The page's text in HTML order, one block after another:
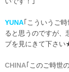
YUNA ｢こういうご
ると思うのですが、
ブを見にきて下さい
CHINA ｢このご時世